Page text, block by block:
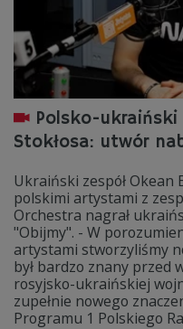
Polsko-
Stokłosa: utwór
Ukraiński zespół Okean
polskimi artystami z
Orchestra nagrał
"Obijmy". - W
artystami stworzyliśmy
był bardzo znany przed
rosyjsko-ukraińskiej
zupełnie nowego
Programu 1 Polskiego